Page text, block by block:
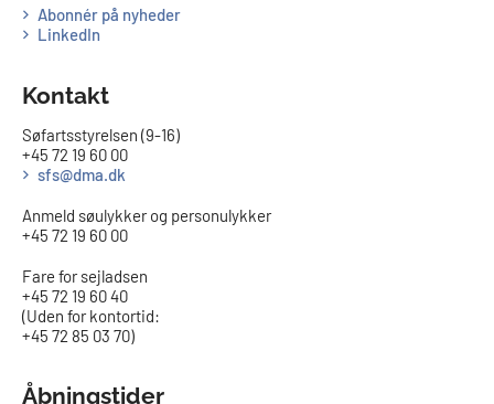
Abonnér på nyheder
LinkedIn
Kontakt
Søfartsstyrelsen (9-16)
+45 72 19 60 00
sfs@dma.dk
Anmeld søulykker og personulykker
+45 72 19 60 00
Fare for sejladsen
+45 72 19 60 40
(Uden for kontortid:
+45 72 85 03 70)
Åbningstider